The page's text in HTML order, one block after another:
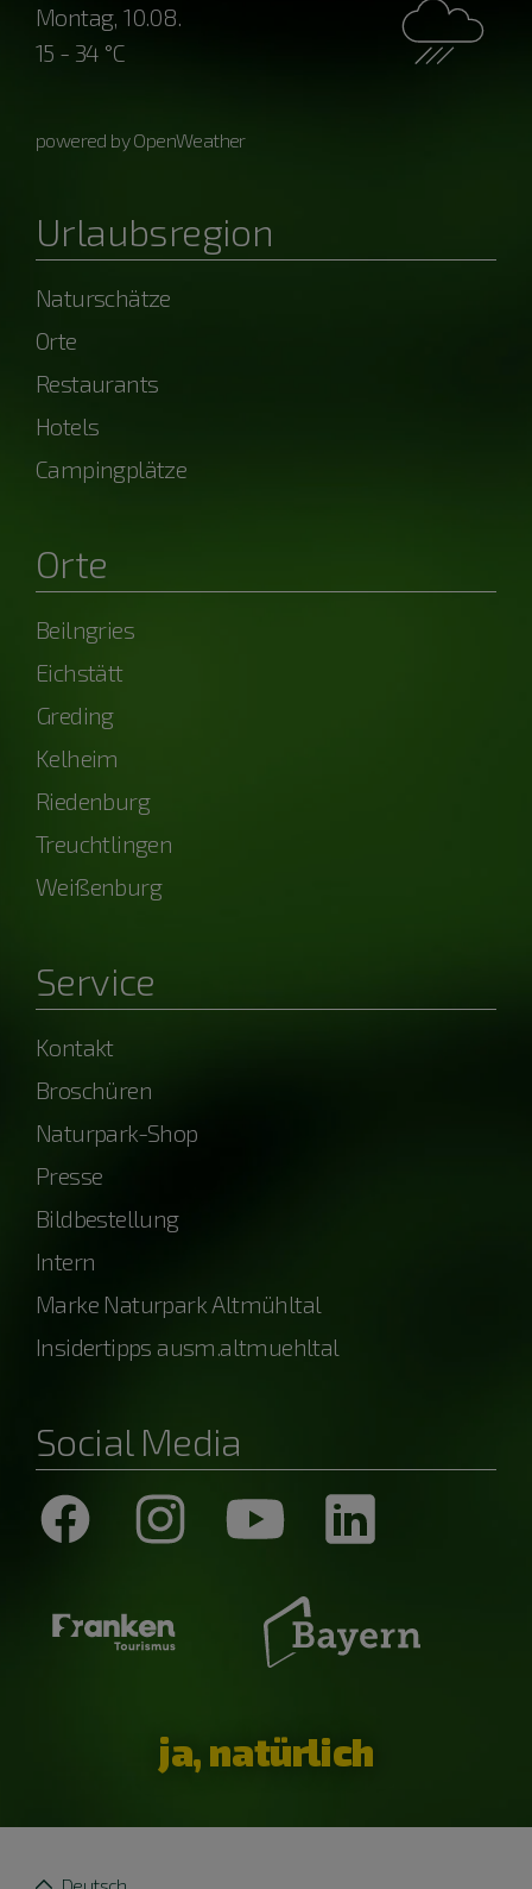
Montag, 10.08.
15 - 34 °C
powered by OpenWeather
Urlaubsregion
Naturschätze
Orte
Restaurants
Hotels
Campingplätze
Orte
Beilngries
Eichstätt
Greding
Kelheim
Riedenburg
Treuchtlingen
Weißenburg
Service
Kontakt
Broschüren
Naturpark-Shop
Presse
Bildbestellung
Intern
Marke Naturpark Altmühltal
Insidertipps ausm.altmuehltal
Social Media
ja, natürlich